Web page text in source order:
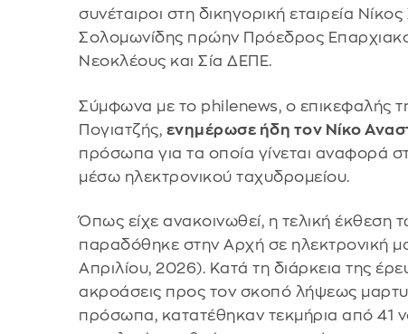
συνέταιροι στη δικηγορική εταιρεία
Σολομωνίδης πρώην Πρόεδρος
Νεοκλέους και Σία ΔΕΠΕ.
Σύμφωνα με το philenews, ο επικεφαλής
Πογιατζής, ενημέρωσε ήδη τον Νίκο
πρόσωπα για τα οποία γίνεται αναφορά
μέσω ηλεκτρονικού ταχυδρομείου.
Όπως είχε ανακοινωθεί, η τελική
παραδόθηκε στην Αρχή σε ηλεκτρονική
Απριλίου, 2026). Κατά τη διάρκεια της
ακροάσεις προς τον σκοπό λήψεως
πρόσωπα, κατατέθηκαν τεκμήρια από 41